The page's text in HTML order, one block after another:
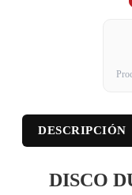
DESCRIPCIÓN
DISCO